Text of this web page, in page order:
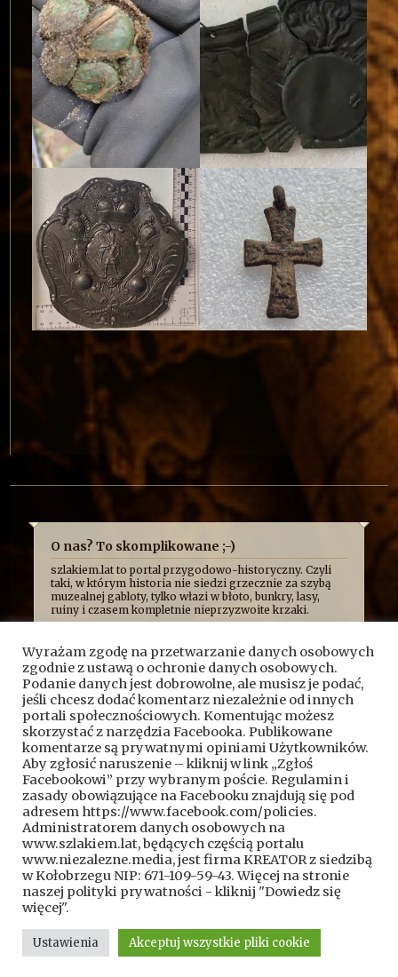
O nas? To skomplikowane ;-)
szlakiem.lat to portal przygodowo-historyczny. Czyli
taki, w którym historia nie siedzi grzecznie za szybą
muzealnej gabloty, tylko włazi w błoto, bunkry, lasy,
ruiny i czasem kompletnie nieprzyzwoite krzaki.
człowiek ma przy tym frajdę. Formalnie jesteśmy
kroniką przygód, wypraw i historycznych absurdów, z
jakimi mierzy się Fundacja Skryptorium, ale opisujemy
też przygody naszych przyjaciół. Bywa więc, że taplamy
się w bagnach, kopiemy z archeologami, przeciskamy
przez bunkry i tunele, błądzimy po ruinach albo
próbujemy ustalić, kto wpadł na pomysł zbudowania
czegoś dokładnie pośrodku mokradeł.
A wszystko po to, żeby pokazać, że historia nie jest
nudnym rozdziałem z podręcznika. To przygoda.
Czasem brudna, czasem szalona, czasem całkiem
wzruszająca, a czasem poważna.
Kontakt do nas: kontakt@szlakiem.lat
Znajdziesz nas także: Facebook YouTube
Wyrażam zgodę na przetwarzanie danych osobowych
zgodnie z ustawą o ochronie danych osobowych.
Podanie danych jest dobrowolne, ale musisz je podać,
jeśli chcesz dodać komentarz niezależnie od innych
portali społecznościowych. Komentując możesz
skorzystać z narzędzia Facebooka. Publikowane
komentarze są prywatnymi opiniami Użytkowników.
Aby zgłosić naruszenie – kliknij w link „Zgłoś
Facebookowi” przy wybranym poście. Regulamin i
zasady obowiązujące na Facebooku znajdują się pod
adresem https://www.facebook.com/policies.
Administratorem danych osobowych na
www.szlakiem.lat, będących częścią portalu
www.niezalezne.media, jest firma KREATOR z siedzibą
w Kołobrzegu NIP: 671-109-59-43. Więcej na stronie
naszej polityki prywatności - kliknij "Dowiedz się
więcej".
Ustawienia Akceptuj wszystkie pliki cookie